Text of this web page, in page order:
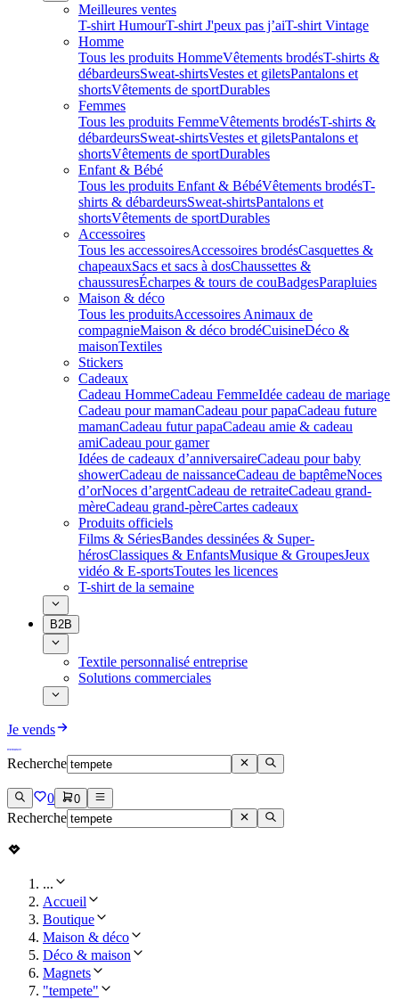
Meilleures ventes
T-shirt HumourT-shirt J'peux pas j’aiT-shirt Vintage
Homme
Tous les produits HommeVêtements brodésT-shirts &
débardeursSweat-shirtsVestes et giletsPantalons et
shortsVêtements de sportDurables
Femmes
Tous les produits FemmeVêtements brodésT-shirts &
débardeursSweat-shirtsVestes et giletsPantalons et
shortsVêtements de sportDurables
Enfant & Bébé
Tous les produits Enfant & BébéVêtements brodésT-
shirts & débardeursSweat-shirtsPantalons et
shortsVêtements de sportDurables
Accessoires
Tous les accessoiresAccessoires brodésCasquettes &
chapeauxSacs et sacs à dosChaussettes &
chaussuresÉcharpes & tours de couBadgesParapluies
Maison & déco
Tous les produitsAccessoires Animaux de
compagnieMaison & déco brodéCuisineDéco &
maisonTextiles
Stickers
Cadeaux
Cadeau HommeCadeau FemmeIdée cadeau de mariage​
Cadeau pour mamanCadeau pour papaCadeau future
mamanCadeau futur papaCadeau amie & cadeau
amiCadeau pour gamer
Idées de cadeaux d’anniversaireCadeau pour baby
showerCadeau de naissanceCadeau de baptêmeNoces
d’orNoces d’argentCadeau de retraiteCadeau grand-
mèreCadeau grand-pèreCartes cadeaux
Produits officiels
Films & SériesBandes dessinées & Super-
hérosClassiques & EnfantsMusique & GroupesJeux
vidéo & E-sportsToutes les licences
T-shirt de la semaine
B2B
Textile personnalisé entreprise
Solutions commerciales
Je vends
Recherche
0 0
Recherche
...
Accueil
Boutique
Maison & déco
Déco & maison
Magnets
"tempete"